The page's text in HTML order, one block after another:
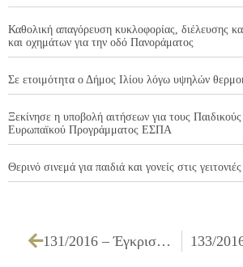
Καθολική απαγόρευση κυκλοφορίας, διέλευσης
και οχημάτων για την οδό Πανοράματος
Σε ετοιμότητα ο Δήμος Ιλίου λόγω υψηλών
Ξεκίνησε η υποβολή αιτήσεων για τους
Ευρωπαϊκού Προγράμματος ΕΣΠΑ
Θερινό σινεμά για παιδιά και γονείς στις
131/2016 – Έγκριση πίστωσης και διάθεσης ποσού 2.460,00 € με ΦΠΑ, τεχνικών προδιαγραφών και καθορισμού τρόπου εκτέλεσης θεατρικής παράστασης στους χώρους των Παιδικών & Βρεφονηπιακών Σταθμών του Δήμου Ιλίου